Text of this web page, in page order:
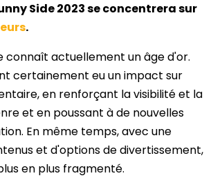
Side 2023 se concentrera sur
.
connaît actuellement un âge d'or.
certainement eu un impact sur
en renforçant la visibilité et la
et en poussant à de nouvelles
En même temps, avec une
et d'options de divertissement,
en plus fragmenté.